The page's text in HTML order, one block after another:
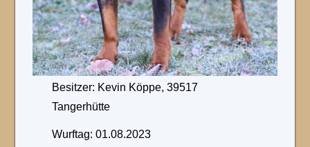
Besitzer: Kevin Köppe, 39517
Tangerhütte
Wurftag: 01.08.2023